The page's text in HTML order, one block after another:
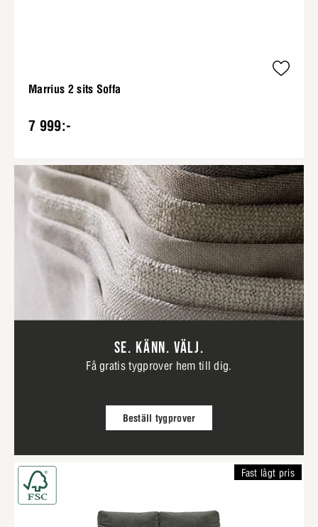
Marrius 2 sits Soffa
7 999:-
SE. KÄNN. VÄLJ.
Få gratis tygprover hem till dig.
Beställ tygprover
Fast lågt pris